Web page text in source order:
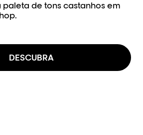
paleta de tons castanhos em
DESCUBRA